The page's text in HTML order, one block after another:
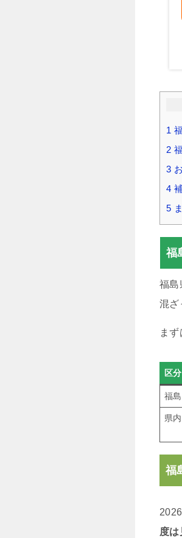
1
2
3
4
5
福
福島
混ざ
ま
区分
福
県
福
度